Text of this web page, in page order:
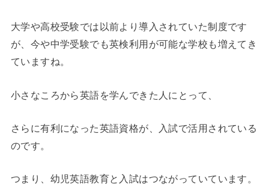
大学や高校受験では以前より導入されていた制度です
が、今や中学受験でも英検利用が可能な学校も増えてき
ていますね。
小さなころから英語を学んできた人にとって、
さらに有利になった英語資格が、入試で活用されている
のです。
つまり、幼児英語教育と入試はつながっていています。